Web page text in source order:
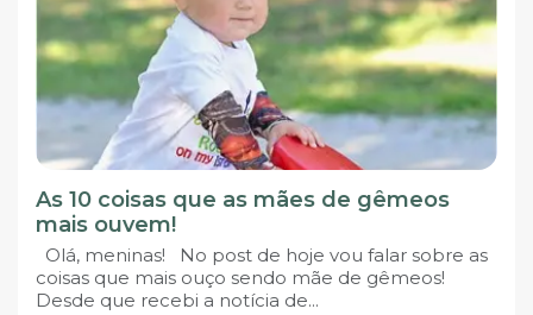
As 10 coisas que as mães de gêmeos
mais ouvem!
Olá, meninas! No post de hoje vou falar sobre as
coisas que mais ouço sendo mãe de gêmeos!
Desde que recebi a notícia de...